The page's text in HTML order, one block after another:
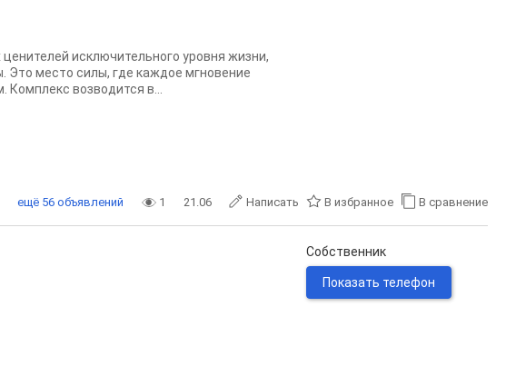
исключительного уровня жизни,
Это место силы, где каждое мгновение
возводится в...
1 21.06 Написать В избранное В сравнение
ещё 56 объявлений
Собственник
Показать телефон